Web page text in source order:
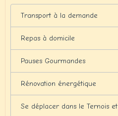
Transport à la demande
Repas à domicile
Pauses Gourmandes
Rénovation énergétique
Se déplacer dans le Ternois et